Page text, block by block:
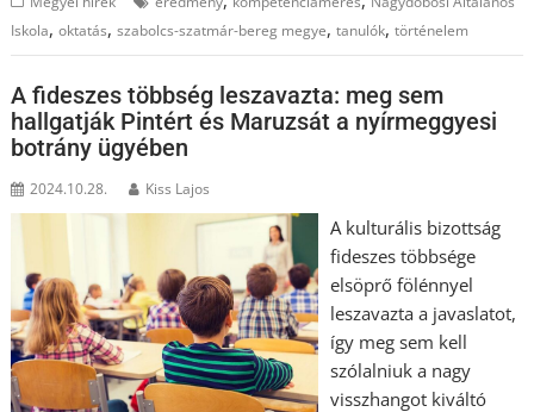
Iskola,oktatás,szabolcs-szatmár-bereg megye,tanulók,történelem
A fideszes többség leszavazta: meg sem
hallgatják Pintért és Maruzsát a nyírmeggyesi
botrány ügyében
2024.10.28. Kiss Lajos
A kulturális bizottság
fideszes többsége
elsöprő fölénnyel
leszavazta a javaslatot,
így meg sem kell
szólalniuk a nagy
visszhangot kiváltó